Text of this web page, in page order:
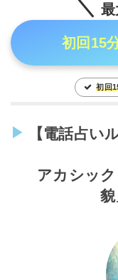
初回15
初回
【電話占い
アカシッ